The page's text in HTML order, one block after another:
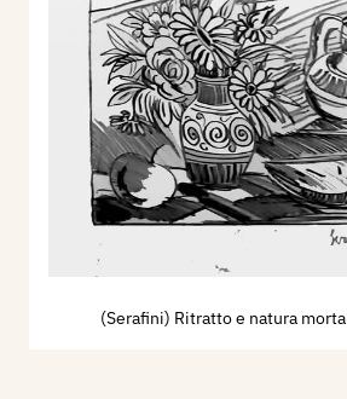
(Serafini) Ritratto e natura morta